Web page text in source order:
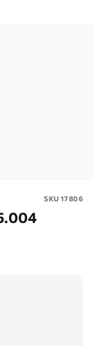
SKU 17806